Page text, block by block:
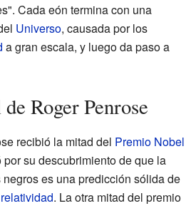
Cada eón termina con una
Universo, causada por los
a gran escala, y luego da paso a
Roger Penrose
recibió la mitad del Premio Nobel
por su descubrimiento de que la
es una predicción sólida de
. La otra mitad del premio